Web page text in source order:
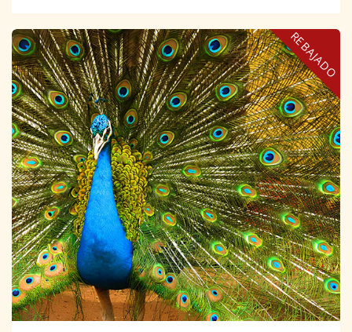
REBAJADO